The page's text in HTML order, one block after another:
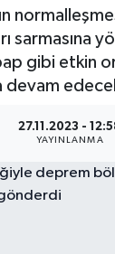
sarmasına
gibi etkin
devam
27.11.2023 -
YAYINLANMA